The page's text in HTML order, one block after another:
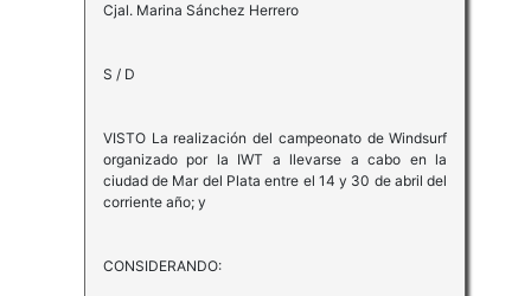
Cjal. Marina Sánchez Herrero
S / D
VISTO La realización del campeonato de Windsurf
organizado por la IWT a llevarse a cabo en la
ciudad de Mar del Plata entre el 14 y 30 de abril del
corriente año; y
CONSIDERANDO: